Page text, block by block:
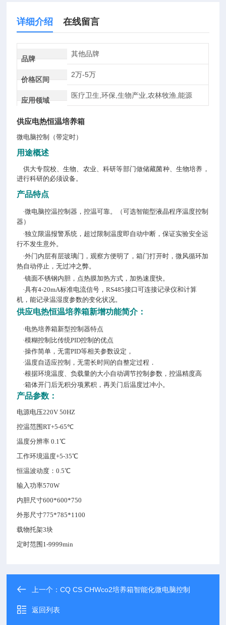
详细介绍 在线留言
品牌
其他品牌
价格区间
2万-5万
应用领域
医疗卫生,环保,生物产业,农林牧渔,能源
供应电热恒温培养箱
微电脑控制（带定时）
用途概述
供大专院校、生物、农业、科研等部门做储藏菌种、生物培养，
进行科研的必须设备。
产品特点
·微电脑控温控制器，控温可靠。（可选智能型液晶程序温度控制
器）
·独立限温报警系统，超过限制温度即自动中断，保证实验安全运
行不发生意外。
·外门内层有层玻璃门，观察方便明了，箱门打开时，微风循环加
热自动停止，无过冲之弊。
·镜面不锈钢内胆，点热膜加热方式，加热速度快。
·具有4-20mA标准电流信号，RS485接口可连接记录仪和计算
机，能记录温湿度参数的变化状况。
供应电热恒温培养箱新增功能简介：
·电热培养箱新型控制器特点
·模糊控制比传统PID控制的优点
·操作简单，无需PID等相关参数设定，
·温度自适应控制，无需长时间的自整定过程．
·根据环境温度、负载量的大小自动调节控制参数，控温精度高
·箱体开门后无积分项累积，再关门后温度过冲小。
产品参数：
电源电压220V 50HZ
控温范围RT+5-65℃
温度分辨率 0.1℃
工作环境温度+5-35℃
恒温波动度：0.5℃
输入功率570W
内胆尺寸600*600*750
外形尺寸775*785*1100
载物托架3块
定时范围1-9999min
上一个：CQ CS CHWco2培养箱智能化微电脑控制
返回列表